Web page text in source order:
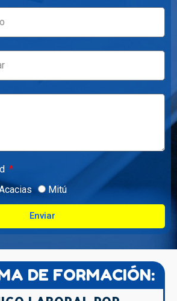
Mitú
Enviar
DE FORMACIÓN: